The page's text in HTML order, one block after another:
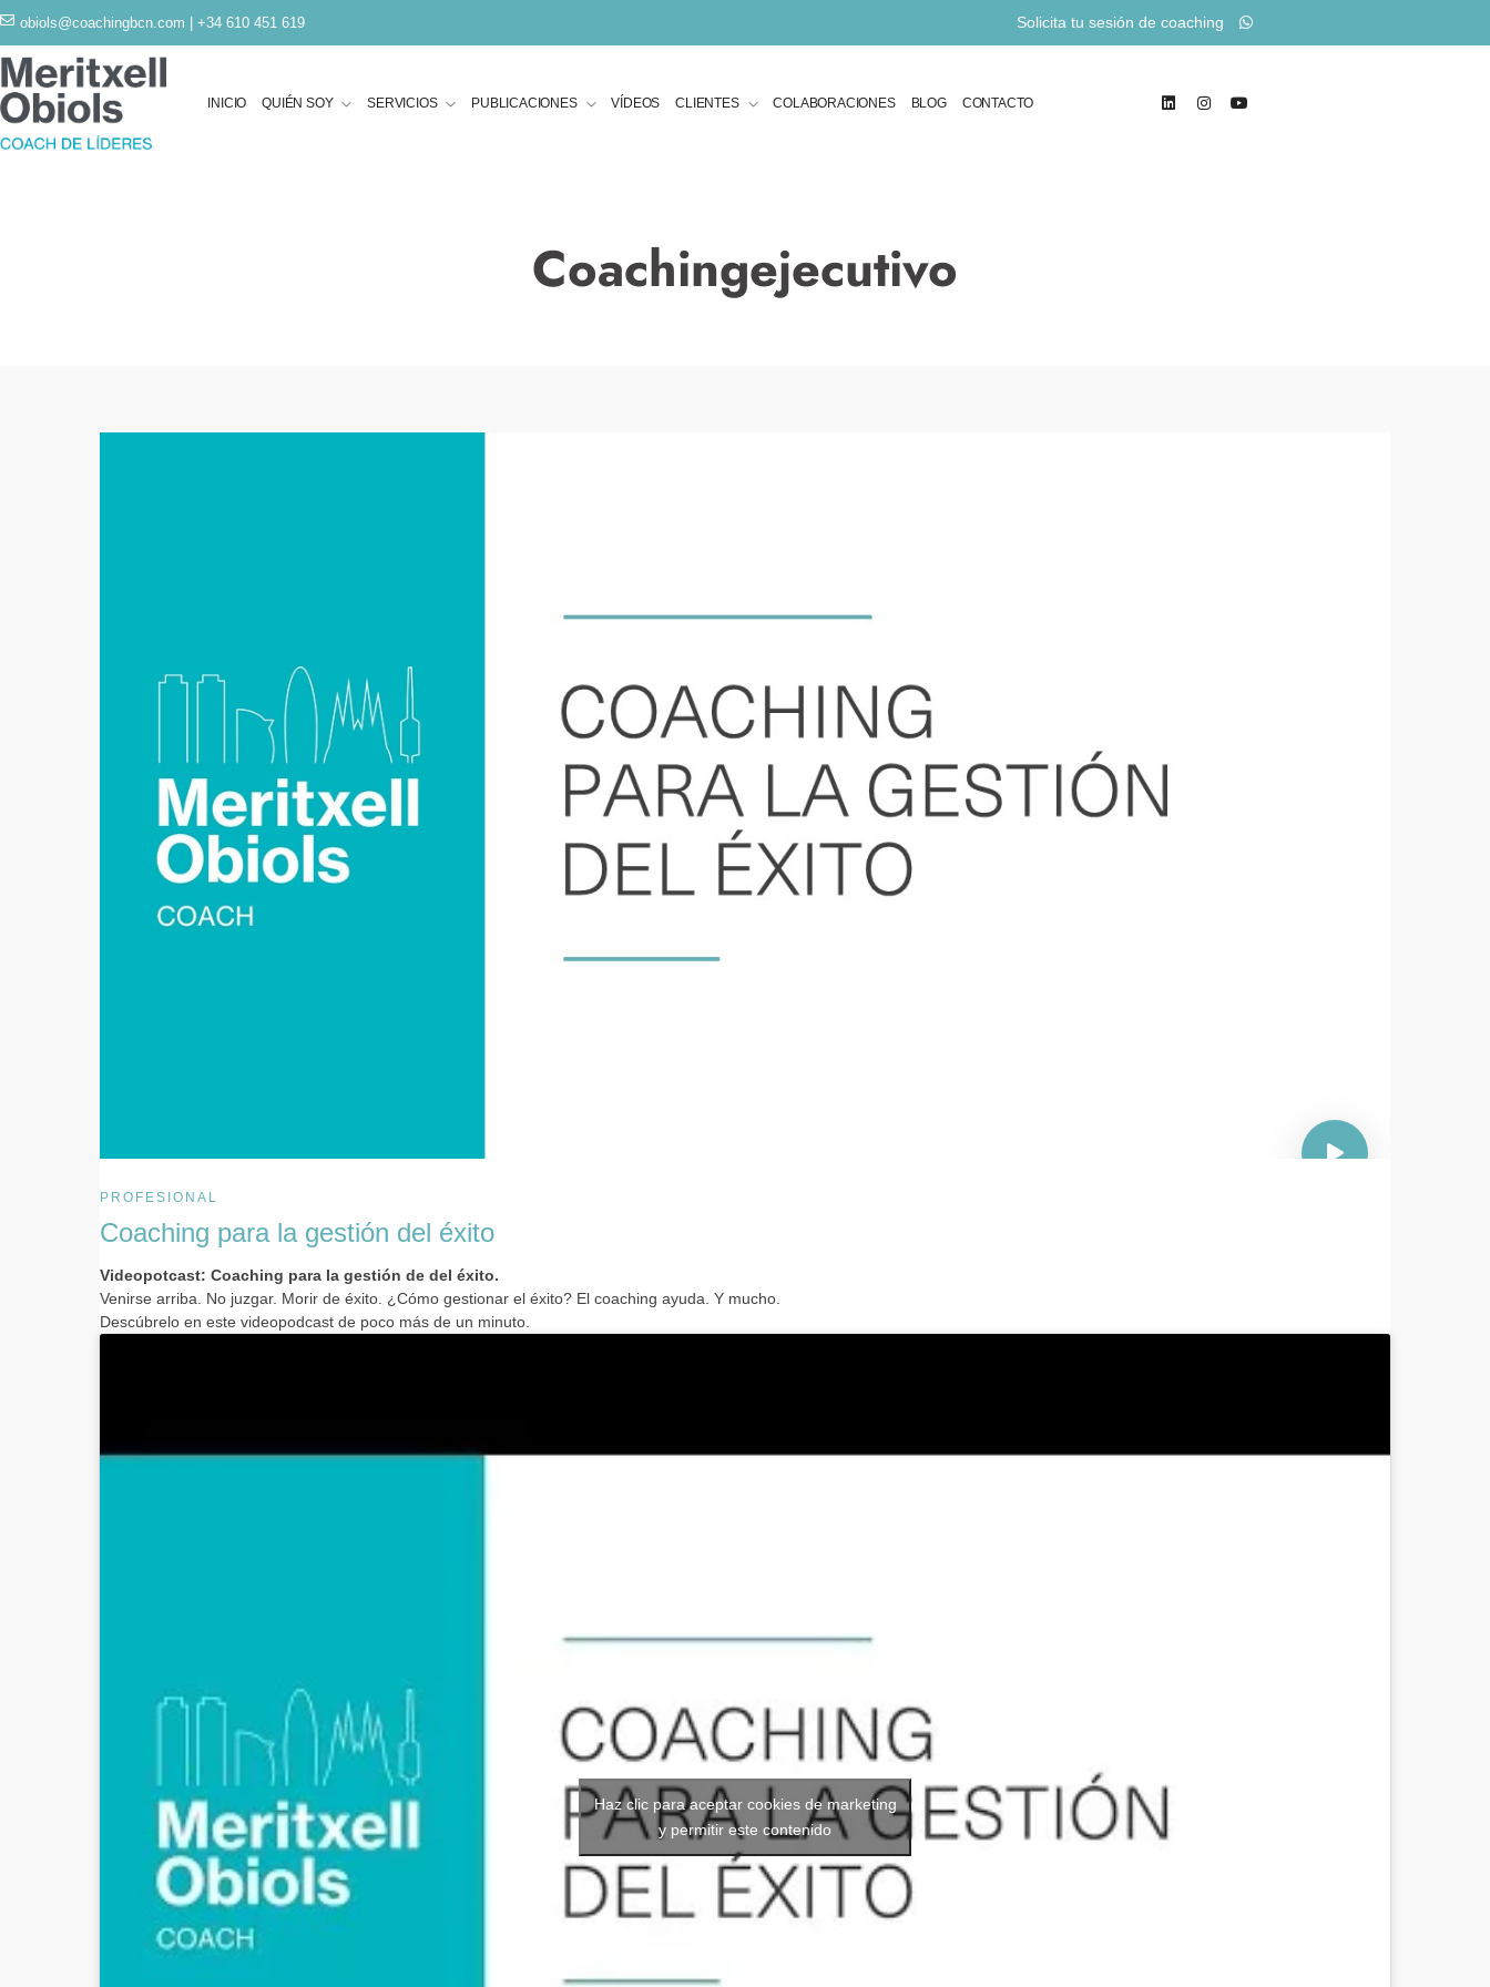
obiols@coachingbcn.com | +34 610 451 619 Solicita tu sesión de coaching
INICIO QUIÉN SOY SERVICIOS PUBLICACIONES VÍDEOS CLIENTES COLABORACIONES BLOG CONTACTO
Coachingejecutivo
PROFESIONAL
Coaching para la gestión del éxito
Videopotcast: Coaching para la gestión de del éxito.
Venirse arriba. No juzgar. Morir de éxito. ¿Cómo gestionar el éxito? El coaching ayuda. Y mucho.
Descúbrelo en este videopodcast de poco más de un minuto.
Haz clic para aceptar cookies de marketing
y permitir este contenido